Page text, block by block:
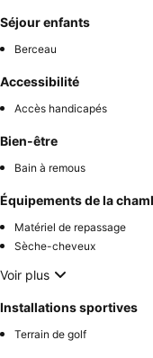
Séjour enfants
Berceau
Accessibilité
Accès handicapés
Bien-être
Bain à remous
Équipements de la
Matériel de repassage
Sèche-cheveux
Voir plus
Installations sportives
Terrain de golf